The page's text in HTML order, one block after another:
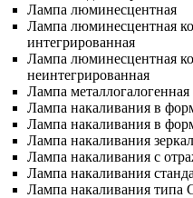
Лампа люминесцентная
Лампа люминесцентная
интегрированная
Лампа люминесцентная
неинтегрированная
Лампа металлогалогенная
Лампа накаливания в
Лампа накаливания в
Лампа накаливания
Лампа накаливания с
Лампа накаливания
Лампа накаливания типа